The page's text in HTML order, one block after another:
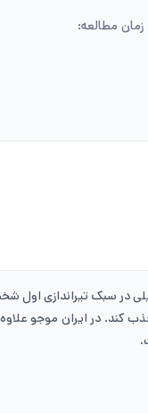
زمان مطالعه:
کند. در ایران موجو علاوه